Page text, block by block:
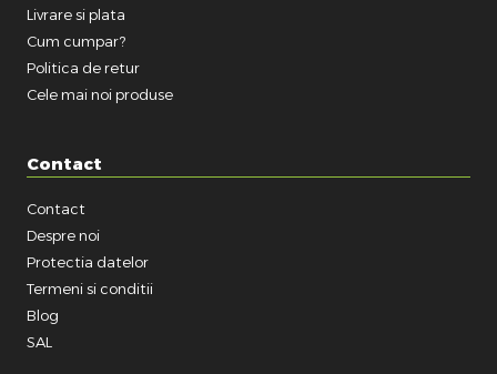
Livrare si plata
Cum cumpar?
Politica de retur
Cele mai noi produse
Contact
Contact
Despre noi
Protectia datelor
Termeni si conditii
Blog
SAL